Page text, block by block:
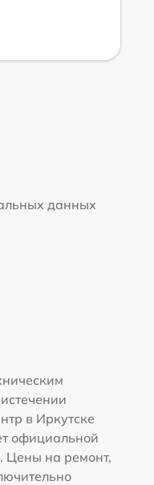
данных
в Иркутске
официальной
Цены на ремонт,